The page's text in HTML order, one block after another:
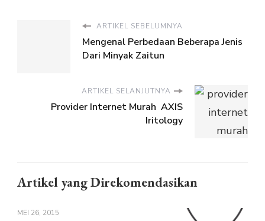
ARTIKEL SEBELUMNYA
Mengenal Perbedaan Beberapa Jenis
Dari Minyak Zaitun
ARTIKEL SELANJUTNYA
Provider Internet Murah AXIS
Iritology
Artikel yang Direkomendasikan
MEI 26, 2015